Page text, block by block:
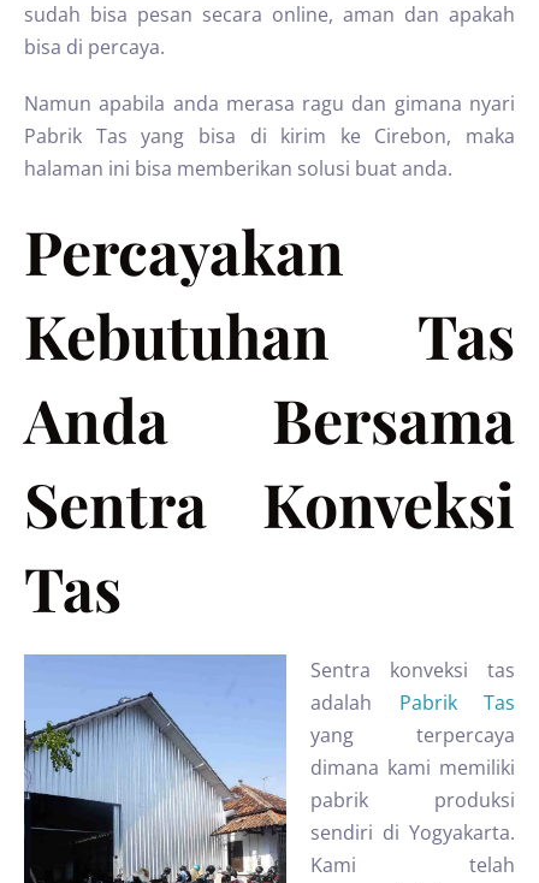
sudah bisa pesan secara online, aman dan apakah
bisa di percaya.
Namun apabila anda merasa ragu dan gimana nyari
Pabrik Tas yang bisa di kirim ke Cirebon, maka
halaman ini bisa memberikan solusi buat anda.
Percayakan
Kebutuhan Tas
Anda Bersama
Sentra Konveksi
Tas
Sentra konveksi tas
adalah Pabrik Tas
yang terpercaya
dimana kami memiliki
pabrik produksi
sendiri di Yogyakarta.
Kami telah